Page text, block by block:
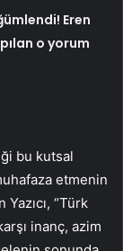
Eren
o yorum
bu kutsal
etmenin
“Türk
inanç, azim